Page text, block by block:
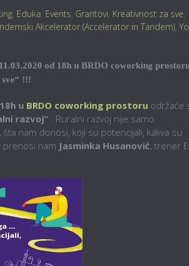
, Eduka, Events, Grantovi, Kreativnost za sve,
Akcelerator (Accelerator in Tandem),
od 18h u BRDO coworking
!!!
u BRDO coworking prostoru održaće
razvoj“ . Ruralni razvoj nije samo
šta nam donosi, koji su potencijali, kakva su
prenosi nam Jasminka Husanović, trener